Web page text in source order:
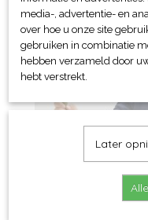
media-, advertentie- en
over hoe u onze site
gebruiken in combinatie
hebben verzameld door
hebt verstrekt.
Later